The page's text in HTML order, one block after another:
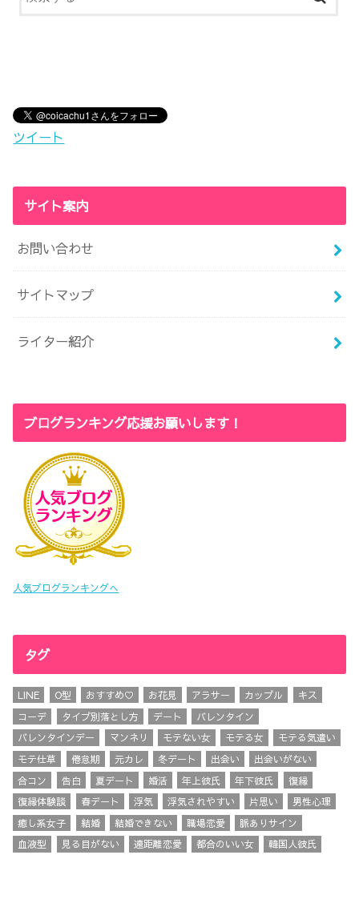
ツイート
サイト案内
お問い合わせ
サイトマップ
ライター紹介
ブログランキング応援お願いします！
人気ブログランキングへ
タグ
LINE O型 おすすめ♡ お花見 アラサー カップル
キス
コーデ
タイプ別落とし方 デート
バレンタイン
バレンタインデー
マンネリ モテない女 モテる女
モテる気遣い
モテ仕草
倦怠期 元カレ 冬デート 出会い
出会いがない
合コン
告白 夏デート 婚活 年上彼氏 年下彼氏
復縁
復縁体験談
春デート 浮気 浮気されやすい 片思い
男性心理
癒し系女子
結婚 結婚できない 職場恋愛
脈ありサイン
血液型
見る目がない 遠距離恋愛 都合のいい女 韓国人彼氏